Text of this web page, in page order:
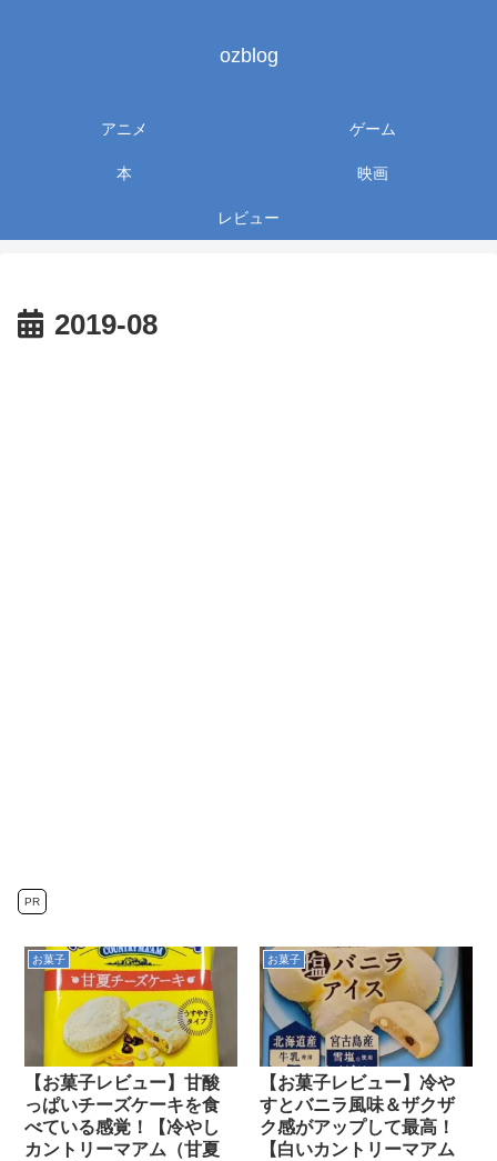
ozblog
アニメ ゲーム
本 映画
レビュー
2019-08
PR
お菓子
【お菓子レビュー】甘酸
っぱいチーズケーキを食
べている感覚！【冷やし
カントリーマアム（甘夏
お菓子
【お菓子レビュー】冷や
すとバニラ風味＆ザクザ
ク感がアップして最高！
【白いカントリーマアム